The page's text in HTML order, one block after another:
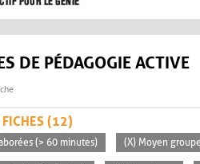
DE PÉDAGOGIE ACTIVE
FICHES (12)
(> 60 minutes) (X) Moyen